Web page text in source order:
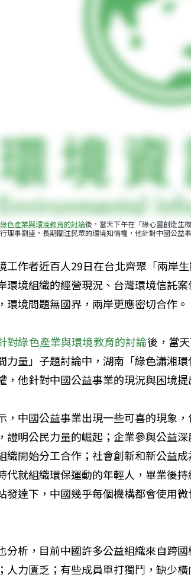
色產業與環境教育的討論後，當天下午在「綠心靈創造生
理事劉盛，長期關注民眾的環境知情權，他針對中國公益
工作者近百人29日在台北齊聚「兩岸
環境組織的經營現況、台灣環境信託
環境問題無國界，兩岸更應密切合作。
對綠色產業與環境教育的討論後，當
力量」子題討論中，湖南「綠色瀟湘
，他針對中國公益事業的現況與困境提
，中國公益事業出現一些可喜的現象
證明公民力量的崛起；企業參與公益
織開始分工合作；社會創新和新公益
代就組織環保運動的年輕人，畢業後
發達下，中國幾乎每個機構都會使用
分析，目前中國許多公益組織來自跨
人力匱乏；有些成員單打獨鬥，缺少